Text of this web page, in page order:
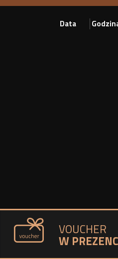
Data
VOUCHER
W